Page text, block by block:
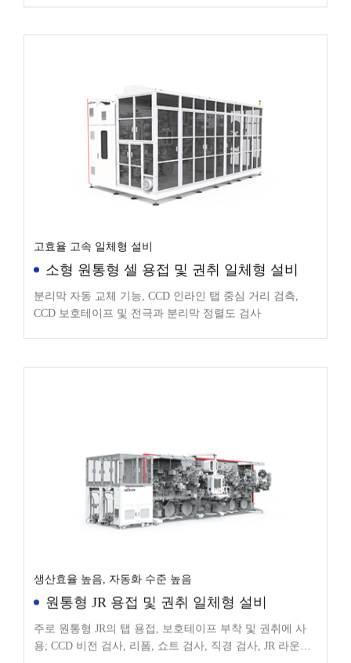
소형 원통형 셀 용접 및 권취 일체형 설비
CCD 보호테이프 및 전극과 분리막 정렬도 검사
원통형 JR 용접 및 권취 일체형 설비
용; CCD 비전 검사, 리폼, 쇼트 검사, 직경 검사, JR 라운딩
등 기능 통합